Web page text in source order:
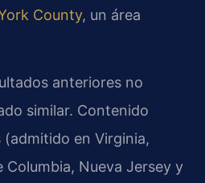
County, un área
anteriores no
similar. Contenido
en Virginia,
Nueva Jersey y